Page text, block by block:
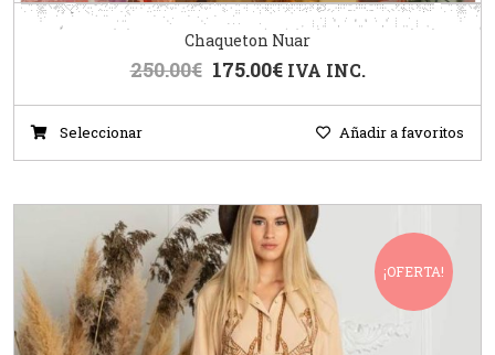
Chaqueton Nuar
250.00€ 175.00€ IVA INC.
Seleccionar Añadir a favoritos
¡OFERTA!